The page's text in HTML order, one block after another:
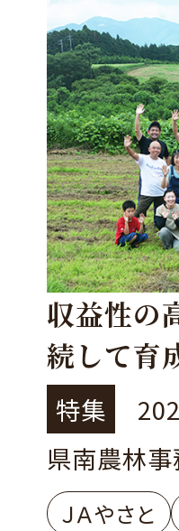
収益性の
続して育
～JAやさ
～
特集
県南農林事
ＪＡやさと